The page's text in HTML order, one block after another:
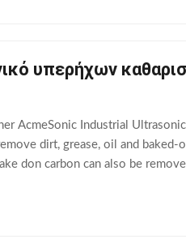
υπερήχων
AcmeSonic Industrial
dirt, grease, oil and
don carbon can also be